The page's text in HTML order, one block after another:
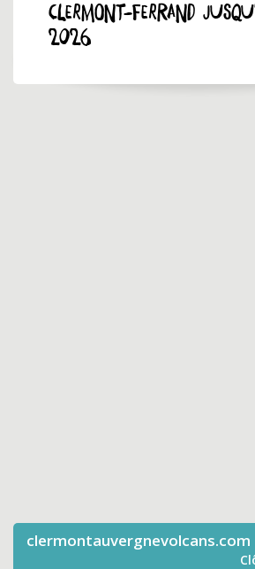
Clermont-Ferrand
2026
clermontauvergnevolcans.com